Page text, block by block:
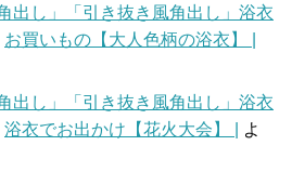
出し」「引き抜き風角出し」浴衣
お買いもの【大人色柄の浴衣】 |
出し」「引き抜き風角出し」浴衣
浴衣でお出かけ【花火大会】 |
よ